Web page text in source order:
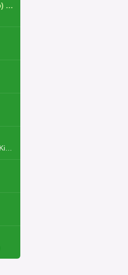
Sahro ft. Farruxbek (Mango) ft. Shaxboz ft. Navruz and Zarba ft. DJ.JoHa